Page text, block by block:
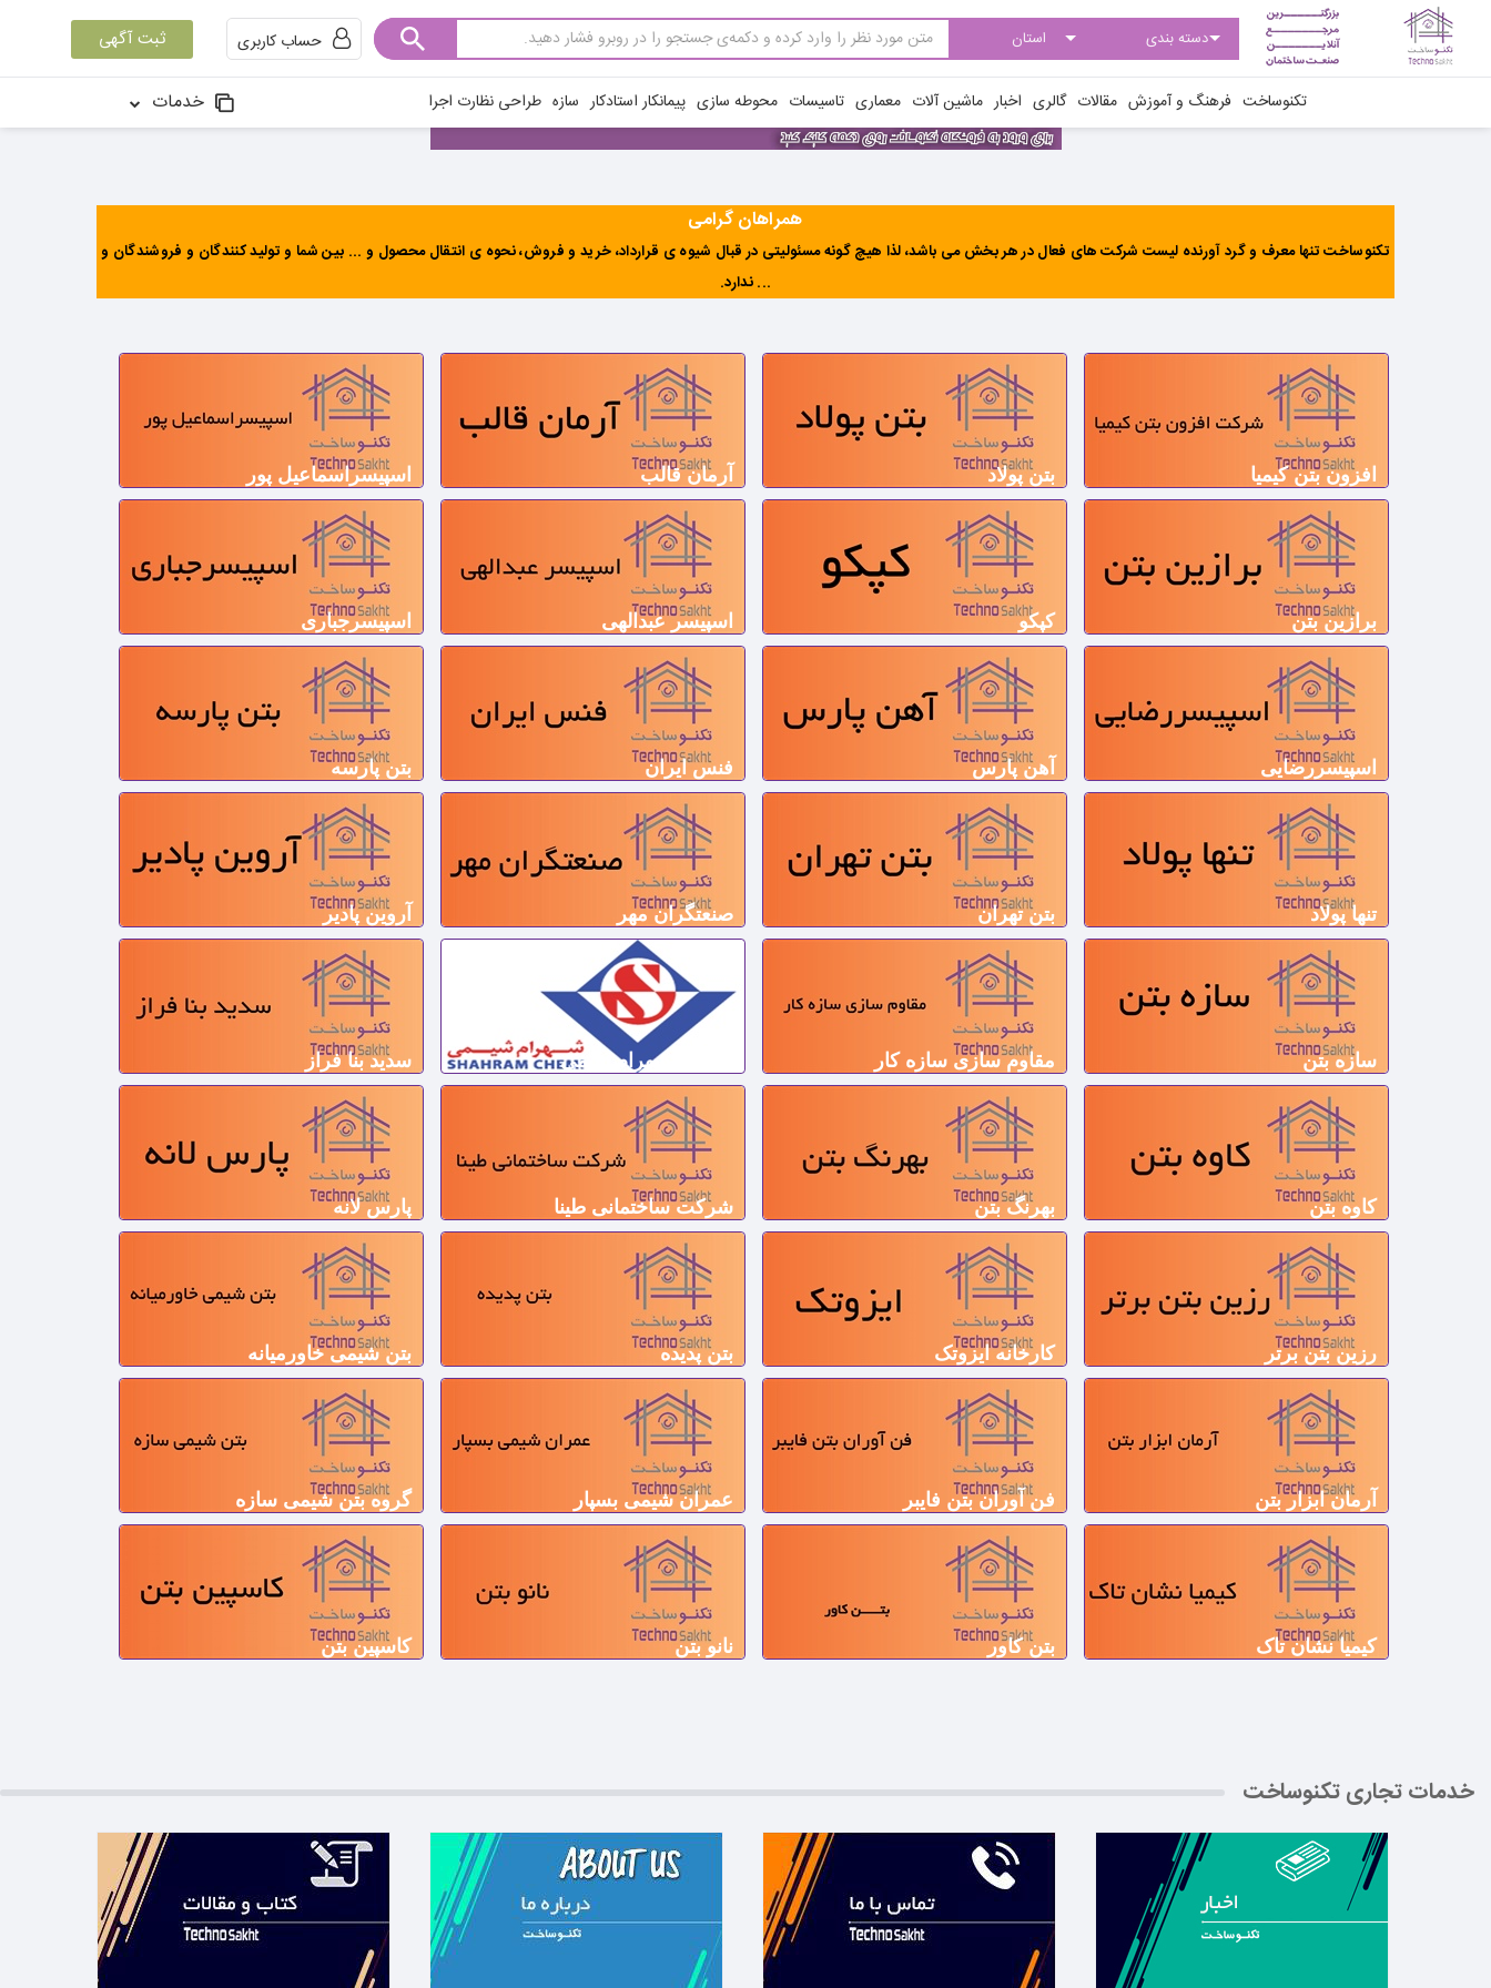
حساب کاربری ثبت آگهی
تکنوساخت فرهنگ و آموزش مقالات گالری اخبار ماشین آلات معماری تاسیسات محوطه سازی پیمانکار استادکار سازه طراحی نظارت اجرا خدمات
همراهان گرامی
تکنوساخت تنها معرف و گرد آورنده لیست شرکت های فعال در هر بخش می باشد، لذا هیچ گونه مسئولیتی در قبال شیوه ی قرارداد، خرید و فروش، نحوه ی انتقال محصول و ... بین شما و تولید کنندگان و فروشندگان و
... ندارد.
افزون بتن کیمیا بتن پولاد آرمان قالب اسپیسراسماعیل پور
برازین بتن کپکو اسپیسر عبدالهی اسپیسرجباری
اسپیسررضایی آهن پارس فنس ایران بتن پارسه
تنها پولاد بتن تهران صنعتگران مهر آروین پادیر
سازه بتن مقاوم سازی سازه کار شرکت شهرام شیمی سدید بنا فراز
کاوه بتن بهرنگ بتن شرکت ساختمانی طینا پارس لانه
رزین بتن برتر کارخانه ایزوتک بتن پدیده بتن شیمی خاورمیانه
آرمان ابزار بتن فن آوران بتن فایبر عمران شیمی بسپار گروه بتن شیمی سازه
کیمیا نشان تاک بتن کاور نانو بتن کاسپین بتن
خدمات تجاری تکنوساخت